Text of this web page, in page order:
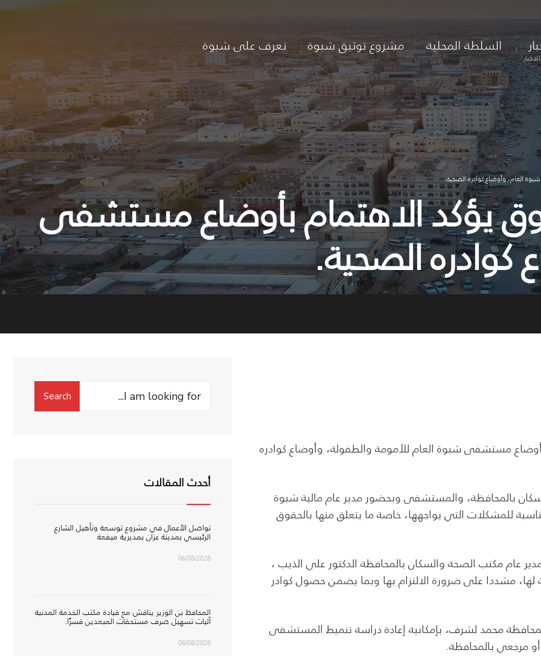
السلطة المحلية مشروع توثيق شبوة تعرف على شبوة
العام، وأوضاع كوادره الصحية.
يؤكد الاهتمام بأوضاع مستشفى
كوادره الصحية.
مستشفى شبوة العام للأمومة والطفولة، وأوضاع كوادره
بالمحافظة، والمستشفى وبحضور مدير عام مالية شبوة
للمشكلات التي يواجهها، خاصة ما يتعلق منها بالحقوق
عام مكتب الصحة والسكان بالمحافظة الدكتور علي الذيب ،
لها، مشددا على ضرورة الالتزام بها وبما يضمن حصول كوادر
محمد لشرف، بإمكانية إعادة دراسة تنميط المستشفى
مرجعي بالمحافظة.
Search
Search
أحدث المقالات
تواصل الأعمال في مشروع توسعة وتأهيل الشارع
الرئيسي بمدينة عزان بمديرية ميفعة
06/08/2026
المحافظ بن الوزير يناقش مع قيادة مكتب الخدمة المدنية
آليات تسهيل صرف مستحقات المبعدين قسرًا.
06/08/2026